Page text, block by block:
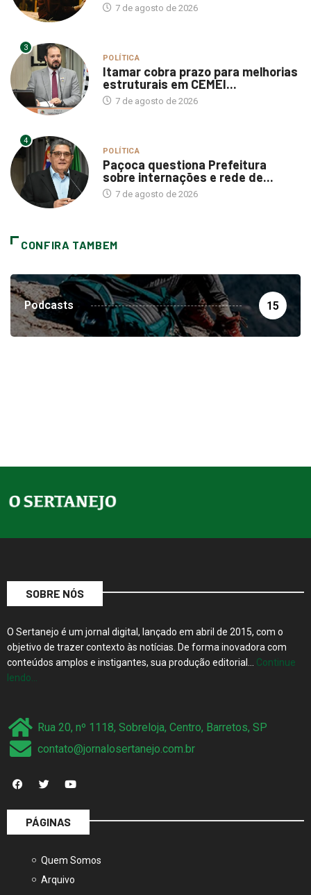
7 de agosto de 2026
3
POLÍTICA
Itamar cobra prazo para melhorias
estruturais em CEMEI...
7 de agosto de 2026
4
POLÍTICA
Paçoca questiona Prefeitura
sobre internações e rede de...
7 de agosto de 2026
CONFIRA TAMBEM
Podcasts 15
SOBRE NÓS
O Sertanejo é um jornal digital, lançado em abril de 2015, com o
objetivo de trazer contexto às notícias. De forma inovadora com
conteúdos amplos e instigantes, sua produção editorial… Continue
lendo…
Rua 20, nº 1118, Sobreloja, Centro, Barretos, SP
contato@jornalosertanejo.com.br
PÁGINAS
Quem Somos
Arquivo